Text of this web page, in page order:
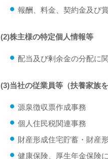
報酬、料金、契約金及び
(2)株主様の特定個人情報等
配当及び剰余金の分配に
(3)当社の従業員等（扶養家族
源泉徴収票作成事務
個人住民税関連事務
財産形成住宅貯蓄・財産
健康保険、厚生年金保険